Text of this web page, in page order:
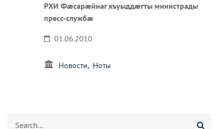
РХИ Фæсарæйнаг хъуыддæгты министрады
пресс-службæ
01.06.2010
Новости Ноты